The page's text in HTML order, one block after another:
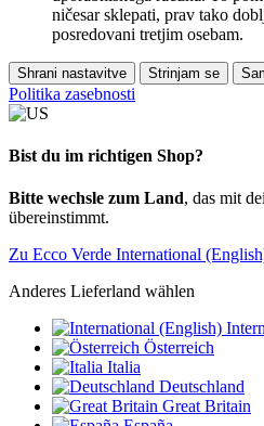
ničesar sklepati, prav tako
posredovani tretjim osebam.
Shrani nastavitve Strinjam se
Politika zasebnosti
Bist du im richtigen Shop?
Bitte wechsle zum Land, das mit
übereinstimmt.
Zu Ecco Verde International
Anderes Lieferland wählen
Österreich
Italia
Deutschland
Great Britain